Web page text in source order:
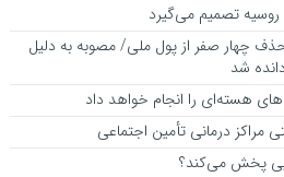
روسیه تصمیم می‌گیرد
چهار صفر از پول ملی/ مصوبه به دلیل
شد
هسته‌ای را انجام خواهد داد
مراکز درمانی تأمین اجتماعی
پخش می‌کند؟